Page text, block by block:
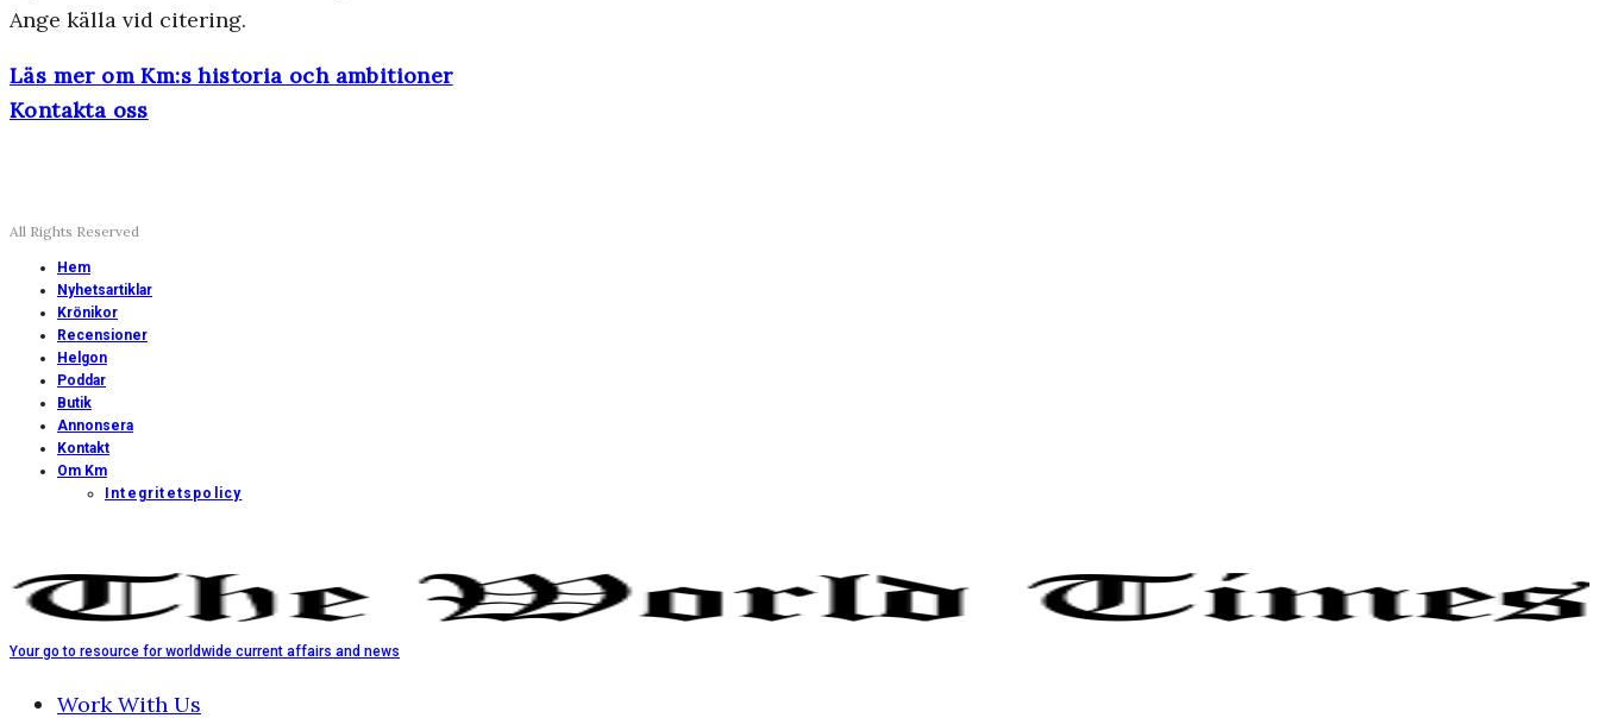
Ange källa vid citering.
Läs mer om Km:s historia och ambitioner
Kontakta oss
All Rights Reserved
Hem
Nyhetsartiklar
Krönikor
Recensioner
Helgon
Poddar
Butik
Annonsera
Kontakt
Om Km
Integritetspolicy
Your go to resource for worldwide current affairs and news
Work With Us